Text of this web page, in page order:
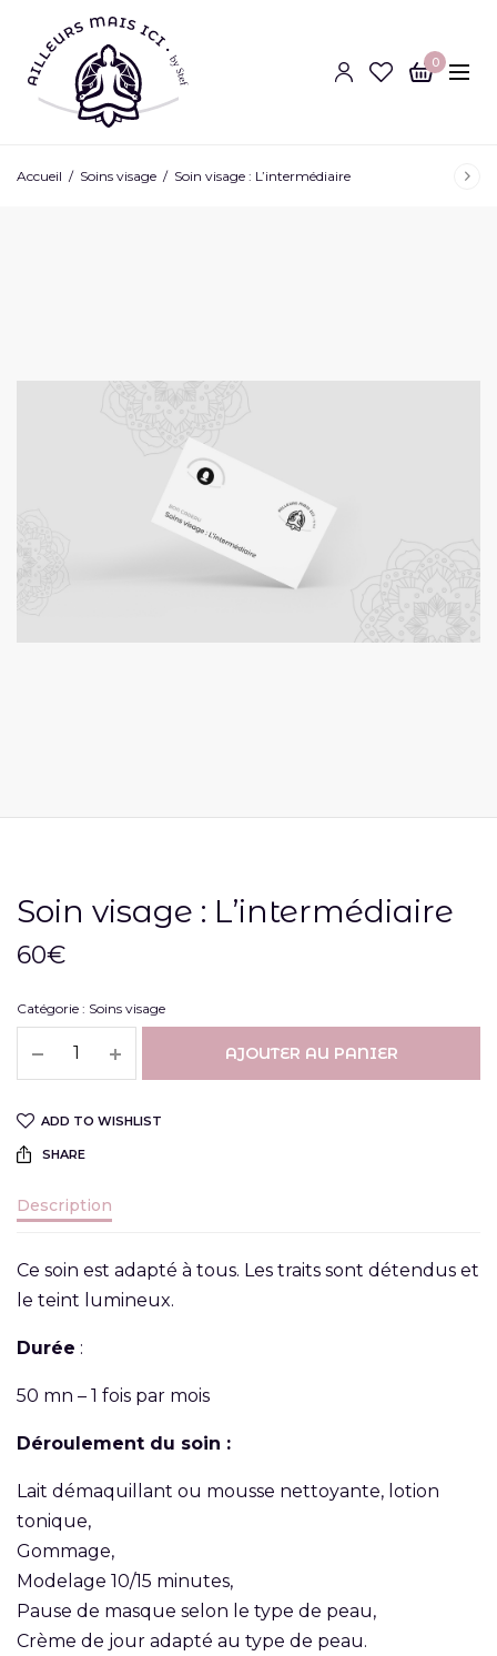
0
Accueil / Soins visage / Soin visage : L’intermédiaire
Soin visage : L’intermédiaire
60€
Catégorie : Soins visage
AJOUTER AU PANIER
ADD TO WISHLIST
SHARE
Description
Ce soin est adapté à tous. Les traits sont détendus et
le teint lumineux.
Durée :
50 mn – 1 fois par mois
Déroulement du soin :
Lait démaquillant ou mousse nettoyante, lotion
tonique,
Gommage,
Modelage 10/15 minutes,
Pause de masque selon le type de peau,
Crème de jour adapté au type de peau.